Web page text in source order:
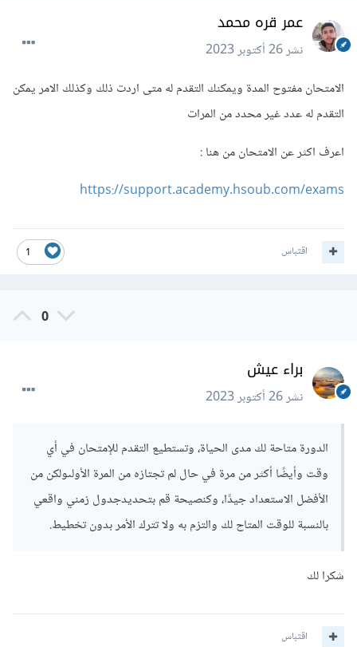
عمر قره محمد
نشر26 أكتوبر 2023
الامتحان مفتوح المدة ويمكنك التقدم له متى اردت ذلك وكذلك الامر يمكن
التقدم له عدد غير محدد من المرات
اعرف اكثر عن الامتحان من هنا
https://support.academy.hsoub.com/exams
1 اقتباس
0
براء عيش
نشر26 أكتوبر 2023
الدورة متاحة لك مدى الحياة، وتستطيع التقدم للإمتحان في أي
وقت وأيضًا أكثر من مرة في حال لم تجتازه من المرة الأولىولكن من
الأفضل الاستعداد جيدًا، وكنصيحة قم بتحديدجدول زمني واقعي
بالنسبة للوقت المتاح لك والتزم به ولا تترك الأمر بدون تخطيط.
شكرا لك
اقتباس